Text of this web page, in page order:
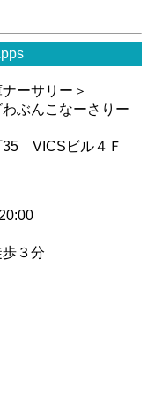
ーサリー＞
ぶんこなーさりー
35 VICSビル４Ｆ
３分